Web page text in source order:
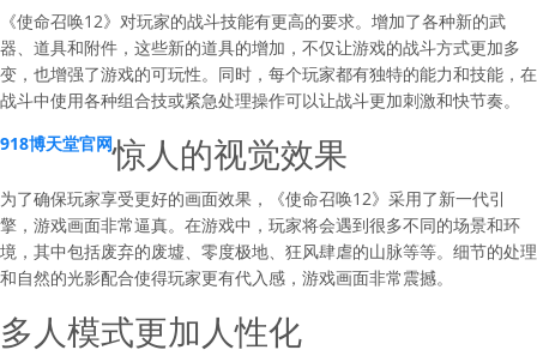
《使命召唤12》对玩家的战斗技能有更高的要求。增加了各种新的武
器、道具和附件，这些新的道具的增加，不仅让游戏的战斗方式更加多
变，也增强了游戏的可玩性。同时，每个玩家都有独特的能力和技能，在
战斗中使用各种组合技或紧急处理操作可以让战斗更加刺激和快节奏。
918博天堂官网惊人的视觉效果
为了确保玩家享受更好的画面效果，《使命召唤12》采用了新一代引
擎，游戏画面非常逼真。在游戏中，玩家将会遇到很多不同的场景和环
境，其中包括废弃的废墟、零度极地、狂风肆虐的山脉等等。细节的处理
和自然的光影配合使得玩家更有代入感，游戏画面非常震撼。
多人模式更加人性化